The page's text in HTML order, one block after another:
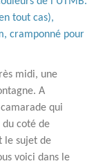
tout cas),
cramponné pour
midi, une
A
qui
coté de
le sujet de
voici dans le